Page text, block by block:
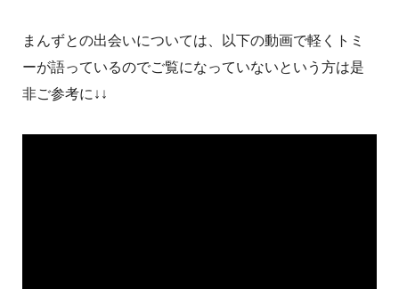
まんずとの出会いについては、以下の動画で軽くトミ
ーが語っているのでご覧になっていないという方は是
非ご参考に↓↓